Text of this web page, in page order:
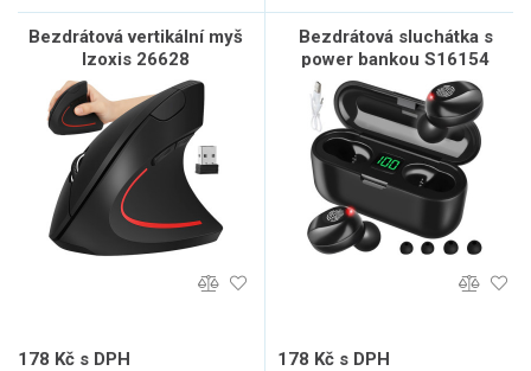
Bezdrátová vertikální myš
Izoxis 26628
178 Kč s DPH
Bezdrátová sluchátka s
power bankou S16154
178 Kč s DPH